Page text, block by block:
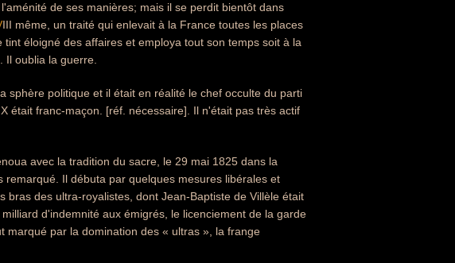
de ses manières; mais il se perdit bientôt dans
III même, un traité qui enlevait à la France toutes les places
tint éloigné des affaires et employa tout son temps soit à la
Il oublia la guerre.
sphère politique et il était en réalité le chef occulte du parti
était franc-maçon. [réf. nécessaire]. Il n'était pas très actif
avec la tradition du sacre, le 29 mai 1825 dans la
Il débuta par quelques mesures libérales et
des ultra-royalistes, dont Jean-Baptiste de Villèle était
d'indemnité aux émigrés, le licenciement de la garde
marqué par la domination des « ultras », la frange